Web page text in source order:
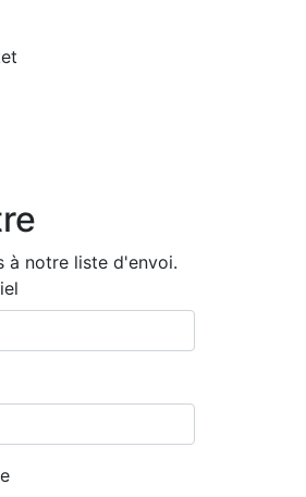
à notre liste d'envoi.